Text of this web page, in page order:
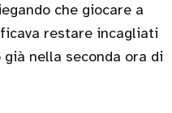
che giocare a
restare incagliati
nella seconda ora di